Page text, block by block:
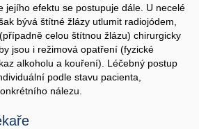
jejího efektu se postupuje dále. U necelé
bývá štítné žlázy utlumit radiojódem,
celou štítnou žlázu) chirurgicky
jsou i režimová opatření (fyzické
alkoholu a kouření). Léčebný postup
podle stavu pacienta,
nálezu.